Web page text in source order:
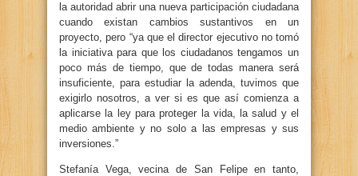
la autoridad abrir una nueva participación ciudadana
cuando existan cambios sustantivos en un
proyecto, pero “ya que el director ejecutivo no tomó
la iniciativa para que los ciudadanos tengamos un
poco más de tiempo, que de todas manera será
insuficiente, para estudiar la adenda, tuvimos que
exigirlo nosotros, a ver si es que así comienza a
aplicarse la ley para proteger la vida, la salud y el
medio ambiente y no solo a las empresas y sus
inversiones.”
Stefanía Vega, vecina de San Felipe en tanto,